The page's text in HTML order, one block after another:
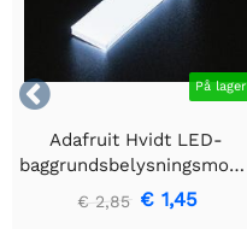
 På lager
Adafruit Hvidt LED-
baggrundsbelysningsmodul
- Lille 12mm x 40mm
€ 2,85 € 1,45